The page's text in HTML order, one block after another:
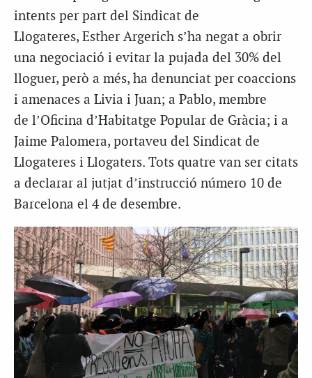
intents per part del Sindicat de
Llogateres, Esther Argerich s’ha negat a obrir
una negociació i evitar la pujada del 30% del
lloguer, però a més, ha denunciat per coaccions
i amenaces a Livia i Juan; a Pablo, membre
de l’Oficina d’Habitatge Popular de Gràcia; i a
Jaime Palomera, portaveu del Sindicat de
Llogateres i Llogaters. Tots quatre van ser citats
a declarar al jutjat d’instrucció número 10 de
Barcelona el 4 de desembre.